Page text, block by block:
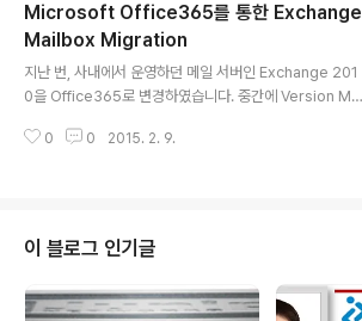
uster 환경에서 구현되는 기술로 아래 그림과 같이 각 서
버에 장착된 Disk를 하나의 Disk로 사용할 수 있도록 만
들어 줍니다. 즉, 위 그림에서 빨간색으로 표기된 각 서버의
Disk가 한 개의 Storage Pool이 되며, 해당 Storage P
ter..
Microsoft Office365를 통한 Exchange
Mailbox Migration
지난 번, 사내에서 운영하던 메일 서버인 Exchange 201
0을 Office365로 변경하였습니다. 중간에 Version Mi
e으로 이전하거나 시스템에 문제가 생겨 복구하는 등등 많
것이라는 생각에 조금 위안이 되기도 합니다. 메일 서버를
Office365로 마이그레이션 진행했던 부분에 대해 설명
드리기 전에 Office365에 대한 설명과 License에 대해
간단히 말씀 드리도록 하겠습니다. Offce365는 너무 뻔
0 0 2015. 2. 9.
이 블로그 인기글